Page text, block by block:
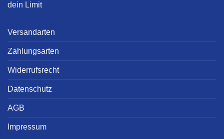
dein Limit
Versandarten
Zahlungsarten
Widerrufsrecht
Datenschutz
AGB
Impressum